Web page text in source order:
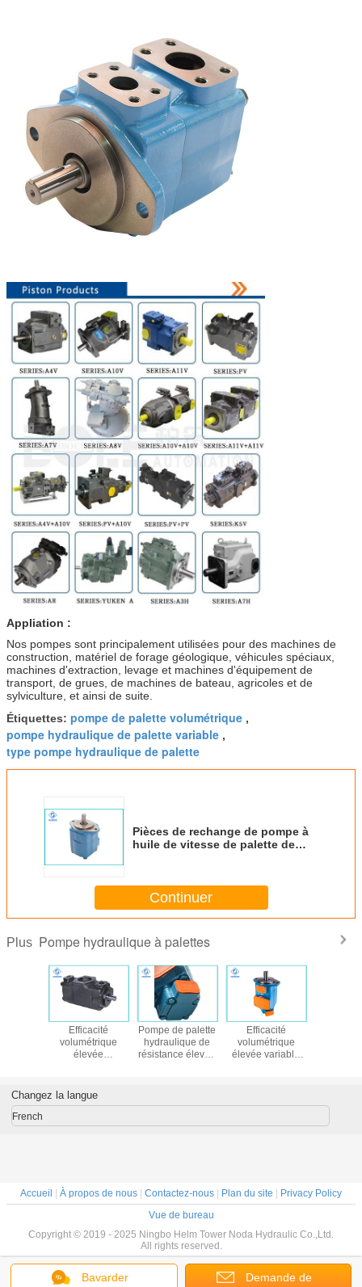
Appliation :
Nos pompes sont principalement utilisées pour des machines de
construction, matériel de forage géologique, véhicules spéciaux,
machines d'extraction, levage et machines d'équipement de
transport, de grues, de machines de bateau, agricoles et de
sylviculture, et ainsi de suite.
Étiquettes: pompe de palette volumétrique ,
pompe hydraulique de palette variable ,
type pompe hydraulique de palette
Pièces de rechange de pompe à
huile de vitesse de palette de
PVQ40 PVQ45 PVQ63 et kit
hydrauliques de joint
Continuer
Plus Pompe hydraulique à palettes
Efficacité
volumétrique
élevée
de Tokimec
double - matériel
Pompe de palette
hydraulique de
résistance élevée
Efficacité
volumétrique
élevée variable
rendement élevé
Bavarder Demande de
Changez la langue
French
Accueil À propos de nous Contactez-nous Plan du site
Privacy Policy
Vue de bureau
Copyright © 2019 - 2025 Ningbo Helm Tower Noda Hydraulic Co.,Ltd.
All rights reserved.